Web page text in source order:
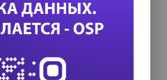
результаты
лабораторией,
но
хотя и не
пользоваться